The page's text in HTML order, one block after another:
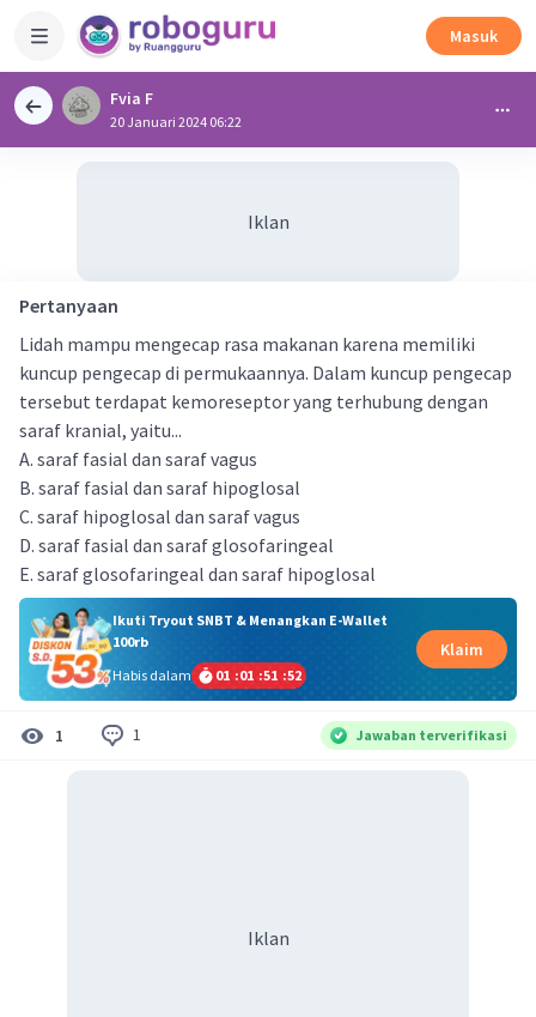
Masuk
Fvia F
20 Januari 2024 06:22
Iklan
Pertanyaan
Lidah mampu mengecap rasa makanan karena memiliki
kuncup pengecap di permukaannya. Dalam kuncup pengecap
tersebut terdapat kemoreseptor yang terhubung dengan
saraf kranial, yaitu...
A. saraf fasial dan saraf vagus
B. saraf fasial dan saraf hipoglosal
C. saraf hipoglosal dan saraf vagus
D. saraf fasial dan saraf glosofaringeal
E. saraf glosofaringeal dan saraf hipoglosal
Ikuti Tryout SNBT & Menangkan E-Wallet
100rb
Habis dalam
01 :01 :51 :52
Klaim
1 1 Jawaban terverifikasi
Iklan